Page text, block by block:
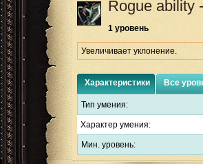
Rogue ability
1 уровень
Увеличивает уклонение.
Характеристики Все
Тип умения:
Характер умения:
Мин. уровень: